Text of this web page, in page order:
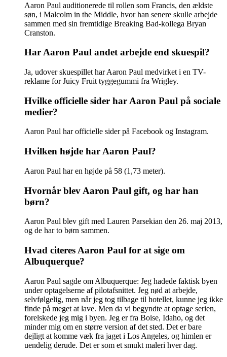
Aaron Paul auditionerede til rollen som Francis, den ældste
søn, i Malcolm in the Middle, hvor han senere skulle arbejde
sammen med sin fremtidige Breaking Bad-kollega Bryan
Cranston.
Har Aaron Paul andet arbejde end skuespil?
Ja, udover skuespillet har Aaron Paul medvirket i en TV-
reklame for Juicy Fruit tyggegummi fra Wrigley.
Hvilke officielle sider har Aaron Paul på sociale
medier?
Aaron Paul har officielle sider på Facebook og Instagram.
Hvilken højde har Aaron Paul?
Aaron Paul har en højde på 58 (1,73 meter).
Hvornår blev Aaron Paul gift, og har han
børn?
Aaron Paul blev gift med Lauren Parsekian den 26. maj 2013,
og de har to børn sammen.
Hvad citeres Aaron Paul for at sige om
Albuquerque?
Aaron Paul sagde om Albuquerque: Jeg hadede faktisk byen
under optagelserne af pilotafsnittet. Jeg nød at arbejde,
selvfølgelig, men når jeg tog tilbage til hotellet, kunne jeg ikke
finde på meget at lave. Men da vi begyndte at optage serien,
forelskede jeg mig i byen. Jeg er fra Boise, Idaho, og det
minder mig om en større version af det sted. Det er bare
dejligt at komme væk fra jaget i Los Angeles, og himlen er
uendelig derude. Det er som et smukt maleri hver dag.